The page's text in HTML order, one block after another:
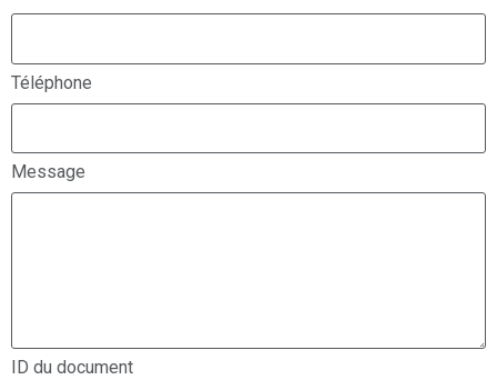
Téléphone
Message
ID du document